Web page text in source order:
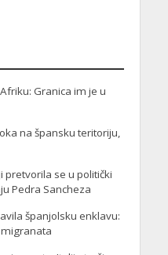
Granica im je u
na špansku teritoriju,
pretvorila se u politički
Pedra Sancheza
španjolsku enklavu: